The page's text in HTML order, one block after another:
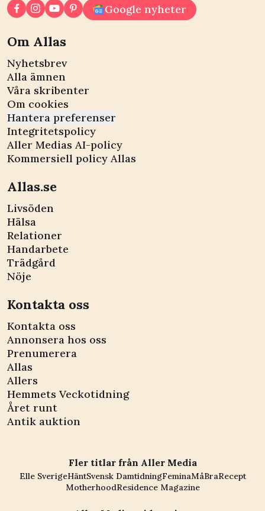
Google nyheter
Om Allas
Nyhetsbrev
Alla ämnen
Våra skribenter
Om cookies
Hantera preferenser
Integritetspolicy
Aller Medias AI-policy
Kommersiell policy Allas
Allas.se
Livsöden
Hälsa
Relationer
Handarbete
Trädgård
Nöje
Kontakta oss
Kontakta oss
Annonsera hos oss
Prenumerera
Allas
Allers
Hemmets Veckotidning
Året runt
Antik auktion
Fler titlar från Aller Media
Elle SverigeHäntSvensk DamtidningFeminaMåBraRecept
MotherhoodResidence Magazine